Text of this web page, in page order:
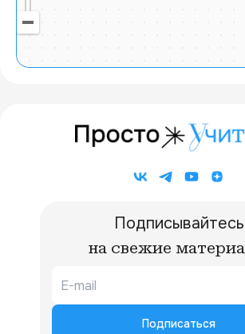
Подписывайтесь
на свежие
Подписаться